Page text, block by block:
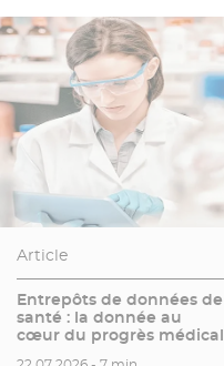
Article
Entrepôts de données de
santé : la donnée au
cœur du progrès médical